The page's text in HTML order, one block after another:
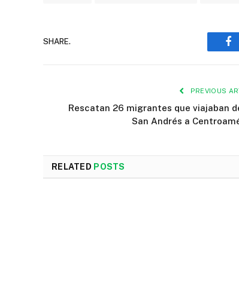
SHARE.
PREVIOUS
Rescatan 26 migrantes que viajaban
San Andrés a
RELATED POSTS